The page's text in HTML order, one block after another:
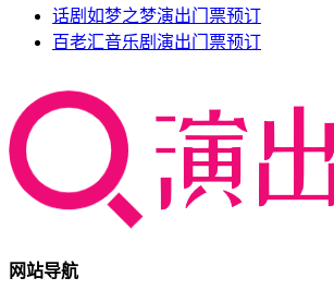
话剧如梦之梦演出门票预订
百老汇音乐剧演出门票预订
网站导航